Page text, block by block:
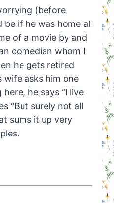
(before
if he was home all
of a movie by and
comedian whom I
he gets retired
wife asks him one
here, he says “I live
“But surely not all
sums it up very